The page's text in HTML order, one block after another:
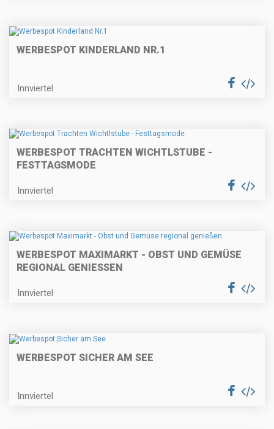
WERBESPOT KINDERLAND NR.1
Innviertel
WERBESPOT TRACHTEN WICHTLSTUBE -
FESTTAGSMODE
Innviertel
WERBESPOT MAXIMARKT - OBST UND GEMÜSE
REGIONAL GENIESSEN
Innviertel
WERBESPOT SICHER AM SEE
Innviertel